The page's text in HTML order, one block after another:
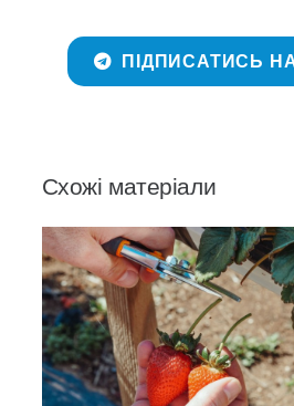
ПІДПИСАТИСЬ
Схожі матеріали